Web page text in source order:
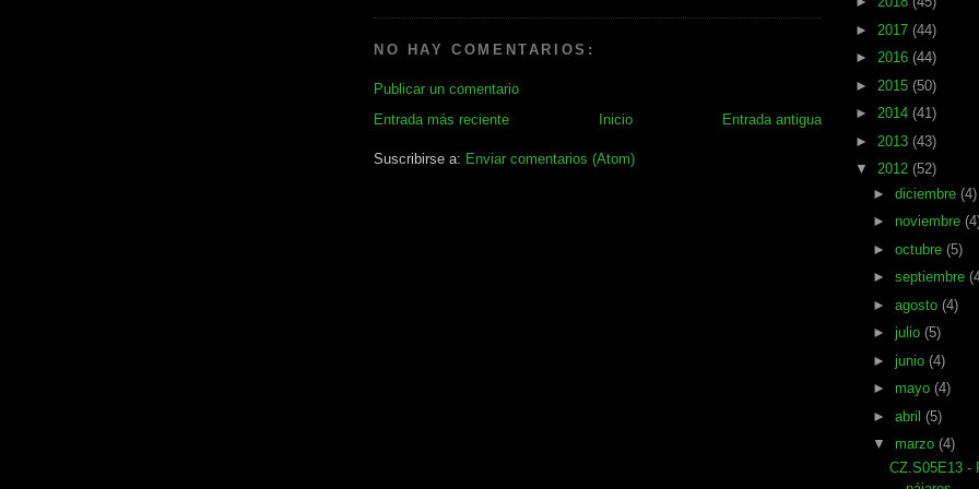
NO HAY COMENTARIOS:
Publicar un comentario
Entrada más reciente
Entrada antigua
Inicio
Suscribirse a: Enviar comentarios (Atom)
► 2017 (44)
► 2016 (44)
► 2015 (50)
► 2014 (41)
► 2013 (43)
▼ 2012 (52)
► diciembre (4)
► noviembre
► octubre (5)
► septiembre
► agosto (4)
► julio (5)
► junio (4)
► mayo (4)
► abril (5)
▼ marzo (4)
CZ.S05E13 -